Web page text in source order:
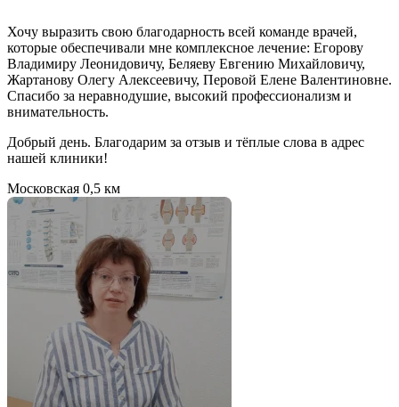
Хочу выразить свою благодарность всей команде врачей,
которые обеспечивали мне комплексное лечение: Егорову
Владимиру Леонидовичу, Беляеву Евгению Михайловичу,
Жартанову Олегу Алексеевичу, Перовой Елене Валентиновне.
Спасибо за неравнодушие, высокий профессионализм и
внимательность.
Добрый день. Благодарим за отзыв и тёплые слова в адрес
нашей клиники!
Московская 0,5 км